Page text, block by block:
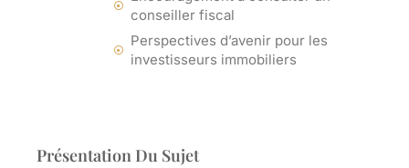
conseiller fiscal
Perspectives d’avenir pour les
investisseurs immobiliers
Présentation Du Sujet